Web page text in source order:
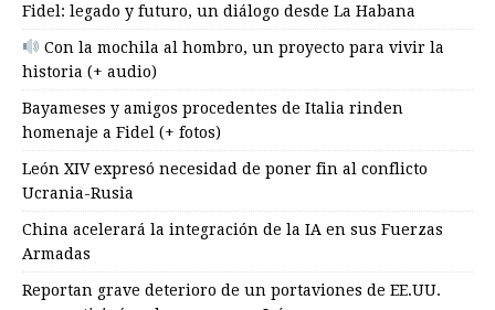
Fidel: legado y futuro, un diálogo desde La Habana
Con la mochila al hombro, un proyecto para vivir la
historia (+ audio)
Bayameses y amigos procedentes de Italia rinden
homenaje a Fidel (+ fotos)
León XIV expresó necesidad de poner fin al conflicto
Ucrania-Rusia
China acelerará la integración de la IA en sus Fuerzas
Armadas
Reportan grave deterioro de un portaviones de EE.UU.